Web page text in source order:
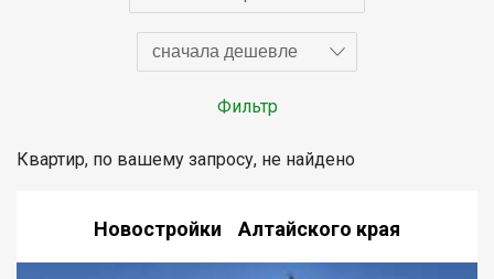
сначала дешевле
Фильтр
Квартир, по вашему запросу, не найдено
Новостройки Алтайского края